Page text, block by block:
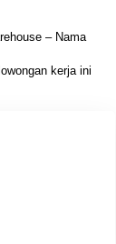
– Nama
kerja ini